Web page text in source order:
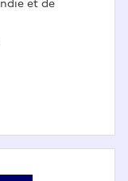
et de
Cheffe du Centre